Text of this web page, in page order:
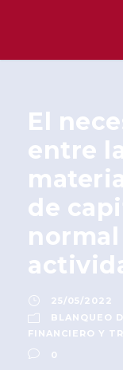
El
entre
de
25/05/2022
BLANQUEO
FINANCIERO Y
0